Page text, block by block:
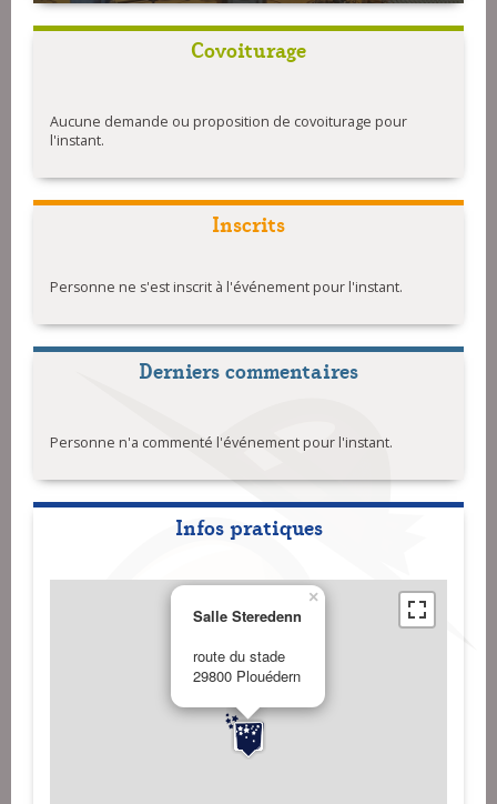
Covoiturage
Aucune demande ou proposition de covoiturage pour
l'instant.
Inscrits
Personne ne s'est inscrit à l'événement pour l'instant.
Derniers commentaires
Personne n'a commenté l'événement pour l'instant.
Infos pratiques
Salle Steredenn
route du stade
29800 Plouédern
×